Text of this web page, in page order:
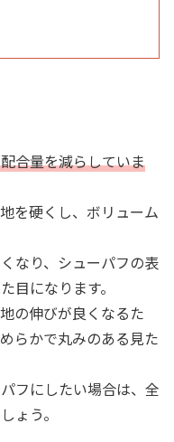
合量を減らしていま
を硬くし、ボリューム
なり、シューパフの表
目になります。
の伸びが良くなるた
らかで丸みのある見た
フにしたい場合は、全
ょう。